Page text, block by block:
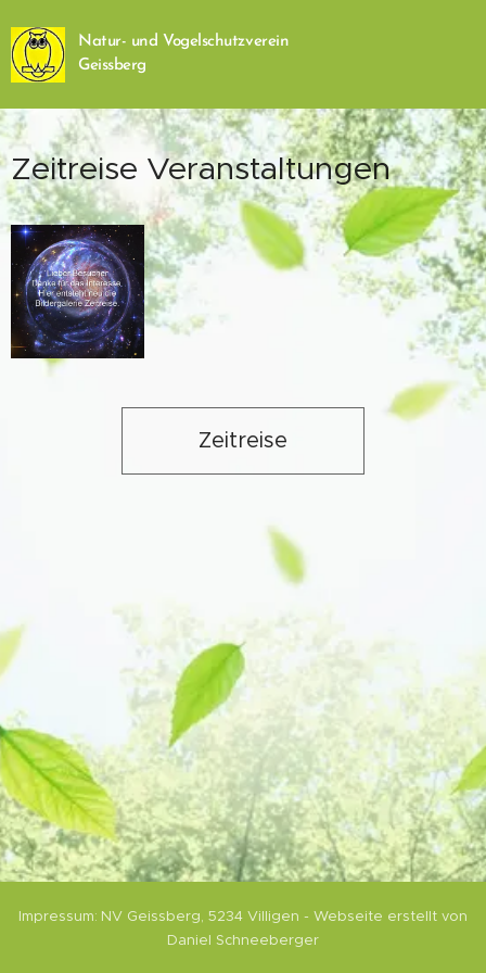
Natur- und Vogelschutzverein
Geissberg
Zeitreise Veranstaltungen
Zeitreise
Impressum: NV Geissberg, 5234 Villigen - Webseite erstellt von
Daniel Schneeberger